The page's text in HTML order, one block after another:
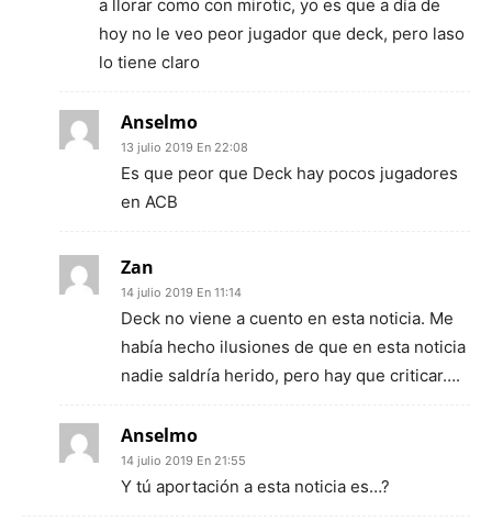
a llorar como con mirotic, yo es que a día de
hoy no le veo peor jugador que deck, pero laso
lo tiene claro
Anselmo
13 julio 2019 En 22:08
Es que peor que Deck hay pocos jugadores
en ACB
Zan
14 julio 2019 En 11:14
Deck no viene a cuento en esta noticia. Me
había hecho ilusiones de que en esta noticia
nadie saldría herido, pero hay que criticar….
Anselmo
14 julio 2019 En 21:55
Y tú aportación a esta noticia es…?